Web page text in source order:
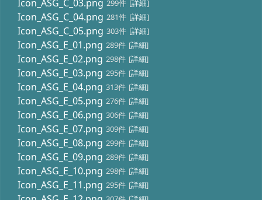
Icon_ASG_C_03.png 299件 [詳細]
Icon_ASG_C_04.png 281件 [詳細]
Icon_ASG_C_05.png 303件 [詳細]
Icon_ASG_E_01.png 289件 [詳細]
Icon_ASG_E_02.png 298件 [詳細]
Icon_ASG_E_03.png 295件 [詳細]
Icon_ASG_E_04.png 313件 [詳細]
Icon_ASG_E_05.png 276件 [詳細]
Icon_ASG_E_06.png 306件 [詳細]
Icon_ASG_E_07.png 309件 [詳細]
Icon_ASG_E_08.png 299件 [詳細]
Icon_ASG_E_09.png 289件 [詳細]
Icon_ASG_E_10.png 298件 [詳細]
Icon_ASG_E_11.png 295件 [詳細]